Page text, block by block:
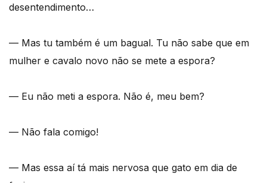
desentendimento…
— Mas tu também é um bagual. Tu não sabe que em
mulher e cavalo novo não se mete a espora?
— Eu não meti a espora. Não é, meu bem?
— Não fala comigo!
— Mas essa aí tá mais nervosa que gato em dia de